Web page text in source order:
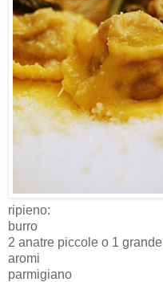
ripieno:
burro
2 anatre piccole o 1 grande
aromi
parmigiano